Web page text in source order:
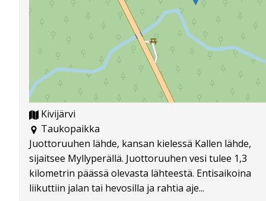
Kivijärvi
Taukopaikka
Juottoruuhen lähde, kansan kielessä Kallen lähde,
sijaitsee Myllyperällä. Juottoruuhen vesi tulee 1,3
kilometrin päässä olevasta lähteestä. Entisaikoina
liikuttiin jalan tai hevosilla ja rahtia aje...